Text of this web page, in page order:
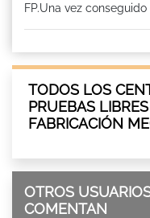
FP.Una vez
TODOS LOS
PRUEBAS
FABRICACIÓN
OTROS
COMENTAN